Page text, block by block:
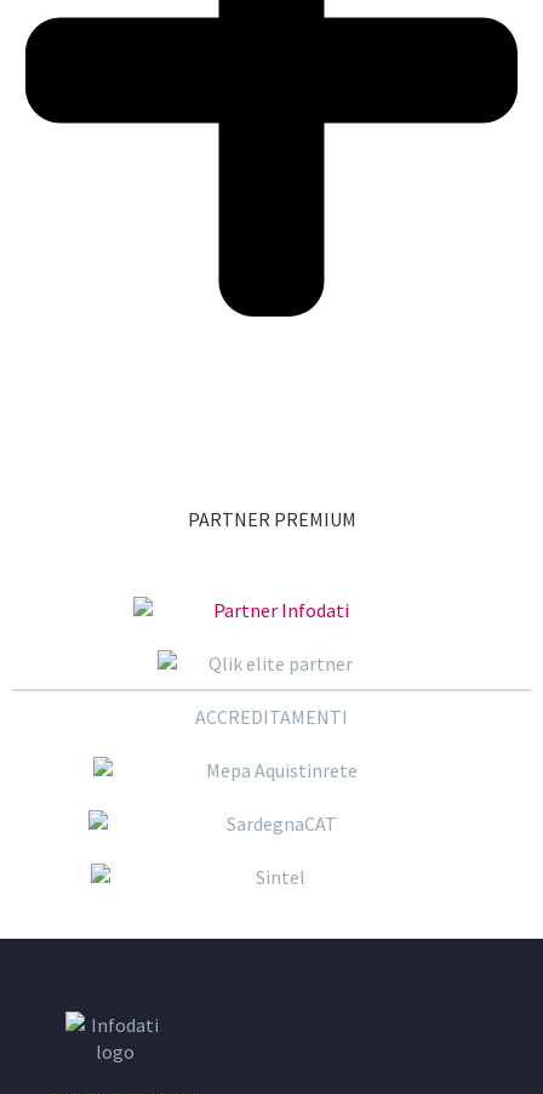
PARTNER PREMIUM
ACCREDITAMENTI